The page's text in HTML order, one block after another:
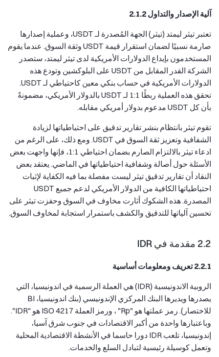
آلية الإصدار والتداول 2.1.2
تعتبر تيثر ليمتد (تيثر) الجهة المُصدرة لـ USDT، وعملية إصدارها
صارمة نسبيًا لضمان استقرار قيمة USDT وثقة السوق. عندما يقوم
المستخدمون بإيداع الدولارات الأمريكية لدى تيثر ليمتد، ستصدر
الشركة القدر المقابل من USDT على البلوكشين وتودع هذه
الدولارات الأمريكية في حساب بنكي معين كاحتياطي لـ USDT.
تحقق هذه العملية ربطًا 1:1 لـ USDT بالدولار الأمريكي، مضمونةً
بأن كل USDT مدعوم بدولار أمريكي مقابله.
تقوم تيثر بانتظام بنشر تقارير تدقيق على احتياطياتها لزيادة
الشفافية وتعزيز ثقة السوق في USDT. ومع ذلك، على الرغم من
ادعاء تيثر بالالتزام الصارم بضمان احتياطي 1:1، فإنها واجهت بعض
الأسئلة حول أصالة وشفافية احتياطياتها في الماضي. يعتقد بعض
النقاد أن تقارير تدقيق تيثر ليست مفصلة بما فيه الكفاية لإثبات
احتياطياتها الكافية من الدولار الأمريكي لدعم جميع USDT
المصدرة. هذه الشكوك أثارت مخاوف في السوق وحفزت تيثر على
تحسين آلياتها للتدقيق والكشف باستمرار استجابة لمخاوف السوق.
2.2 مقدمة في IDR
2.2.1 تعريف ومعلومات أساسية
الروبية الاندونيسية (IDR) هي العملة الرسمية في اندونيسيا، التي
يصدرها ويديرها البنك المركزي الإندونيسي (بنك اندونيسيا، BI
للاختصار). رمز عملتها هو "Rp" ، ورمز العملة ISO 4217 هو "IDR".
وباعتبارها واحدة من أكبر الاقتصادات في جنوب شرق آسيا،
إندونيسيا، تلعب IDR دورا حاسما في الأنشطة الاقتصادية المحلية
وتعمل كوسيلة رئيسية لتبادل السلع والخدمات.